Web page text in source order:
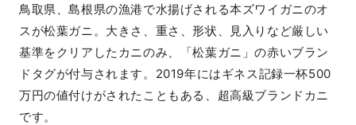
鳥取県、島根県の漁港で水揚げされる本ズワイガニのオ
スが松葉ガニ。大きさ、重さ、形状、見入りなど厳しい
基準をクリアしたカニのみ、「松葉ガニ」の赤いブラン
ドタグが付与されます。2019年にはギネス記録一杯500
万円の値付けがされたこともある、超高級ブランドカニ
です。